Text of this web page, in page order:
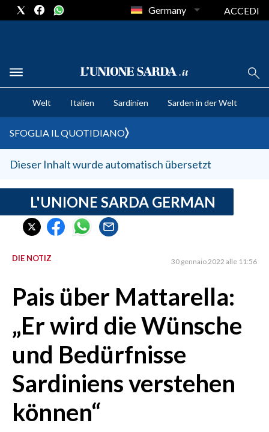
CRONACA SARDEGNA
CAGLIARI
SULCIS IGLESIENTE
MEDIO CAMPIDANO
SASSARI E PROVINCIA
GALLURA
NUORO E PROVINCIA
CRONACA
ITALIA
MONDO
POLITICA
ECONOMIA
SERVIZI ALLE IMPRESE
Germany ACCEDI
Welt Italien Sardinien Sarden in der Welt
SFOGLIA IL QUOTIDIANO
Dieser Inhalt wurde automatisch übersetzt
L'UNIONE SARDA GERMAN
DIE NOTIZ 30 gennaio 2022 alle 11:56
Pais über Mattarella:
„Er wird die Wünsche
und Bedürfnisse
Sardiniens verstehen
können“